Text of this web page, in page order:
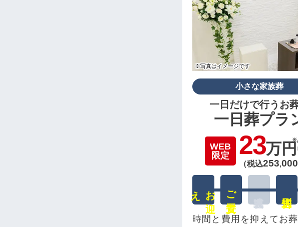
※写真はイメージです
小さな家族葬
一日だけで行うお
一日葬プラ
WEB
限定
23万円 (
（税込253,000
お
迎
え ご安置
時間と費用を抑えてお